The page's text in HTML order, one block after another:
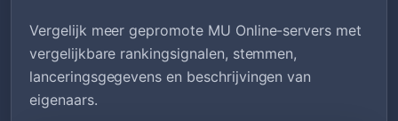
Vergelijk meer gepromote MU Online-servers met
vergelijkbare rankingsignalen, stemmen,
lanceringsgegevens en beschrijvingen van
eigenaars.